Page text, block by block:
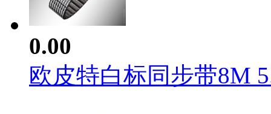
0.00
欧皮特白标同步带8M